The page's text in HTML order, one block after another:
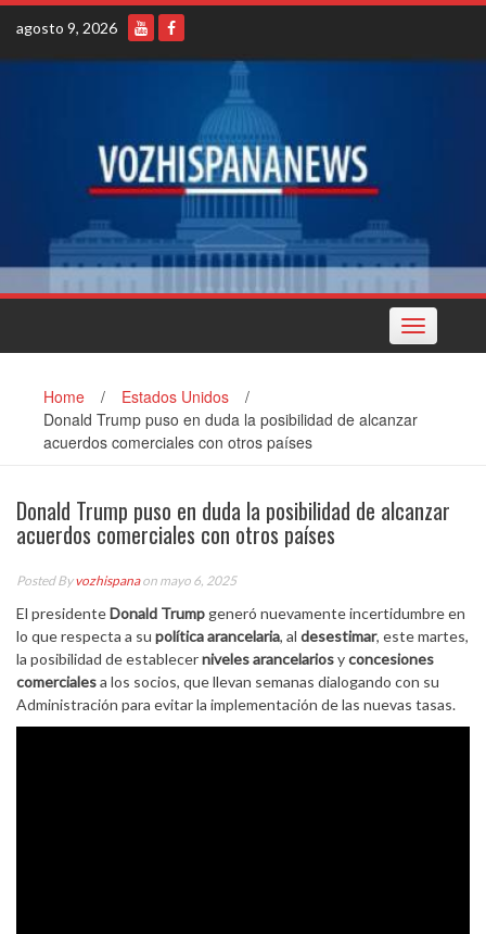
Skip
content
agosto 9, 2026
Toggle
navigation
Home / Estados Unidos
/
Donald Trump puso en duda la posibilidad de alcanzar
acuerdos comerciales con otros países
Donald Trump puso en duda la posibilidad de alcanzar
acuerdos comerciales con otros países
Posted Byvozhispanaon mayo 6, 2025
El presidenteDonald Trump generó nuevamente incertidumbre en
lo que respecta a su política arancelaria, al desestimar, este martes,
la posibilidad de establecerniveles arancelariosyconcesiones
comercialesa los socios, que llevan semanas dialogando con su
Administración para evitar la implementación de las nuevas tasas.